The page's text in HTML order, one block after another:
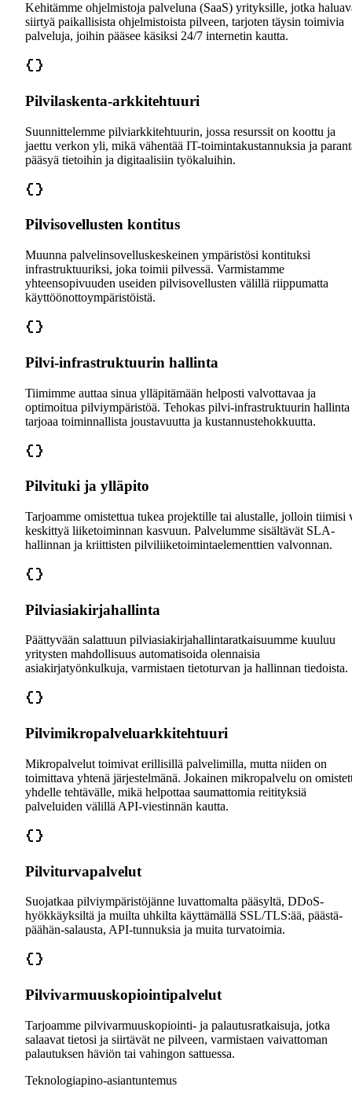
Kehitämme ohjelmistoja palveluna (SaaS) yrityksille, jotka
siirtyä paikallisista ohjelmistoista pilveen, tarjoten täysin toimivia
palveluja, joihin pääsee käsiksi 24/7 internetin kautta.
Pilvilaskenta-arkkitehtuuri
Suunnittelemme pilviarkkitehtuurin, jossa resurssit on koottu ja
jaettu verkon yli, mikä vähentää IT-toimintakustannuksia ja
pääsyä tietoihin ja digitaalisiin työkaluihin.
Pilvisovellusten kontitus
Muunna palvelinsovelluskeskeinen ympäristösi kontituksi
infrastruktuuriksi, joka toimii pilvessä. Varmistamme
yhteensopivuuden useiden pilvisovellusten välillä riippumatta
käyttöönottoympäristöistä.
Pilvi-infrastruktuurin hallinta
Tiimimme auttaa sinua ylläpitämään helposti valvottavaa ja
optimoitua pilviympäristöä. Tehokas pilvi-infrastruktuurin hallinta
tarjoaa toiminnallista joustavuutta ja kustannustehokkuutta.
Pilvituki ja ylläpito
Tarjoamme omistettua tukea projektille tai alustalle, jolloin tiimisi
keskittyä liiketoiminnan kasvuun. Palvelumme sisältävät SLA-
hallinnan ja kriittisten pilviliiketoimintaelementtien valvonnan.
Pilviasiakirjahallinta
Päättyvään salattuun pilviasiakirjahallintaratkaisuumme kuuluu
yritysten mahdollisuus automatisoida olennaisia
asiakirjatyönkulkuja, varmistaen tietoturvan ja hallinnan tiedoista.
Pilvimikropalveluarkkitehtuuri
Mikropalvelut toimivat erillisillä palvelimilla, mutta niiden on
toimittava yhtenä järjestelmänä. Jokainen mikropalvelu on
yhdelle tehtävälle, mikä helpottaa saumattomia reitityksiä
palveluiden välillä API-viestinnän kautta.
Pilviturvapalvelut
Suojatkaa pilviympäristöjänne luvattomalta pääsyltä, DDoS-
hyökkäyksiltä ja muilta uhkilta käyttämällä SSL/TLS:ää, päästä-
päähän-salausta, API-tunnuksia ja muita turvatoimia.
Pilvivarmuuskopiointipalvelut
Tarjoamme pilvivarmuuskopiointi- ja palautusratkaisuja, jotka
salaavat tietosi ja siirtävät ne pilveen, varmistaen vaivattoman
palautuksen häviön tai vahingon sattuessa.
Teknologiapino-asiantuntemus